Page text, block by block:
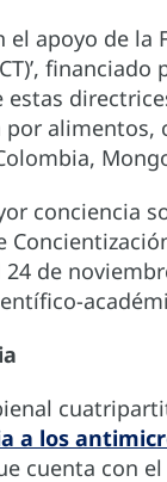
apoyo de la
financiado
alimentos,
conciencia
24 de
a los
cuenta con